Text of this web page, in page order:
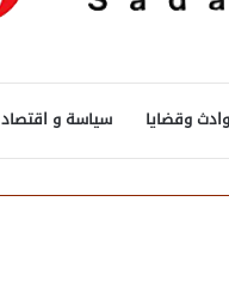
وقضايا سياسة و اقتصاد